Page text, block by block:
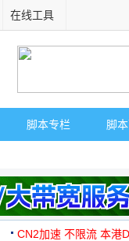
在线工具
脚本专栏 脚
CN2加速 不限流 本港